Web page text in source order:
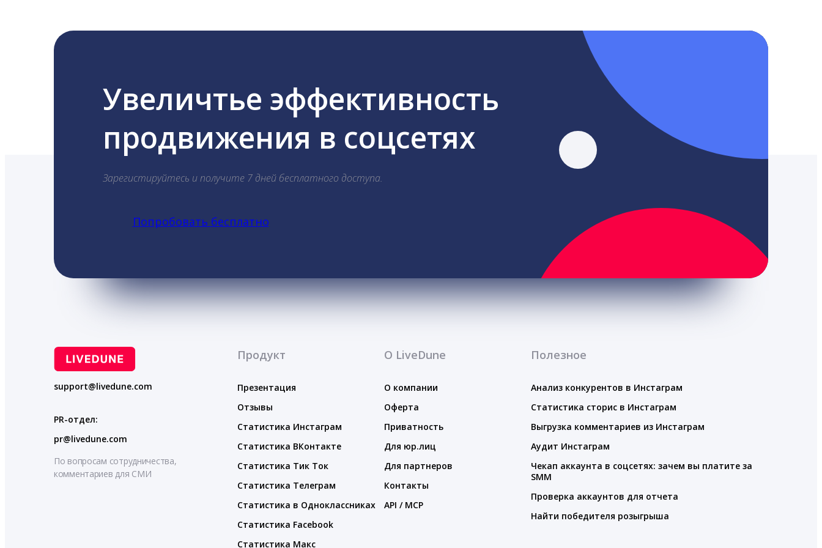
Увеличтье эффективность
продвижения в соцсетях
Зарегистируйтесь и получите 7 дней бесплатного доступа.
Попробовать бесплатно
support@livedune.com
PR-отдел:
pr@livedune.com
По вопросам сотрудничества,
комментариев для СМИ
Продукт
Презентация
Отзывы
Статистика Инстаграм
Статистика ВКонтакте
Статистика Тик Ток
Статистика Телеграм
Статистика в Одноклассниках
Статистика Facebook
Статистика Макс
О LiveDune
О компании
Оферта
Приватность
Для юр.лиц
Для партнеров
Контакты
API / MCP
Полезное
Анализ конкурентов в Инстаграм
Статистика сторис в Инстаграм
Выгрузка комментариев из Инстаграм
Аудит Инстаграм
Чекап аккаунта в соцсетях: зачем вы платите за
SMM
Проверка аккаунтов для отчета
Найти победителя розыгрыша